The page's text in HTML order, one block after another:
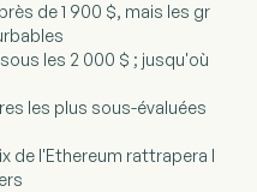
de 1 900 $, mais les gr
les 2 000 $ ; jusqu'où
les plus sous-évaluées
de l'Ethereum rattrapera l